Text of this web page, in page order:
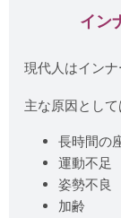
イン
現代人はインナ
主な原因として
長時間の
運動不足
姿勢不良
加齢